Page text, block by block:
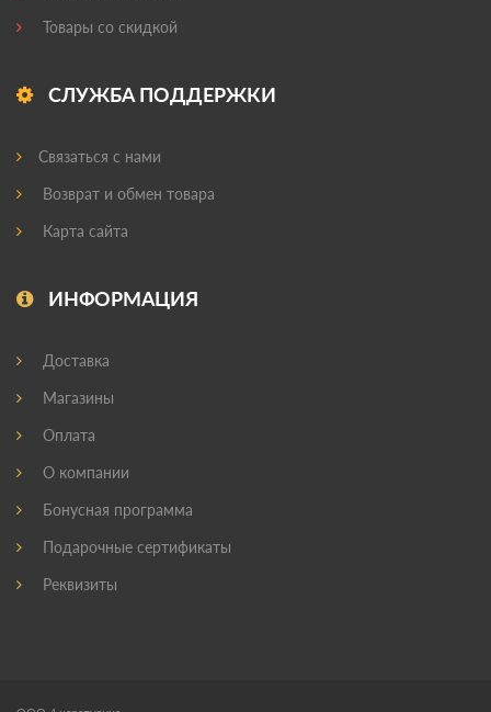
Товары со скидкой
СЛУЖБА ПОДДЕРЖКИ
Связаться с нами
Возврат и обмен товара
Карта сайта
ИНФОРМАЦИЯ
Доставка
Магазины
Оплата
О компании
Бонусная программа
Подарочные сертификаты
Реквизиты